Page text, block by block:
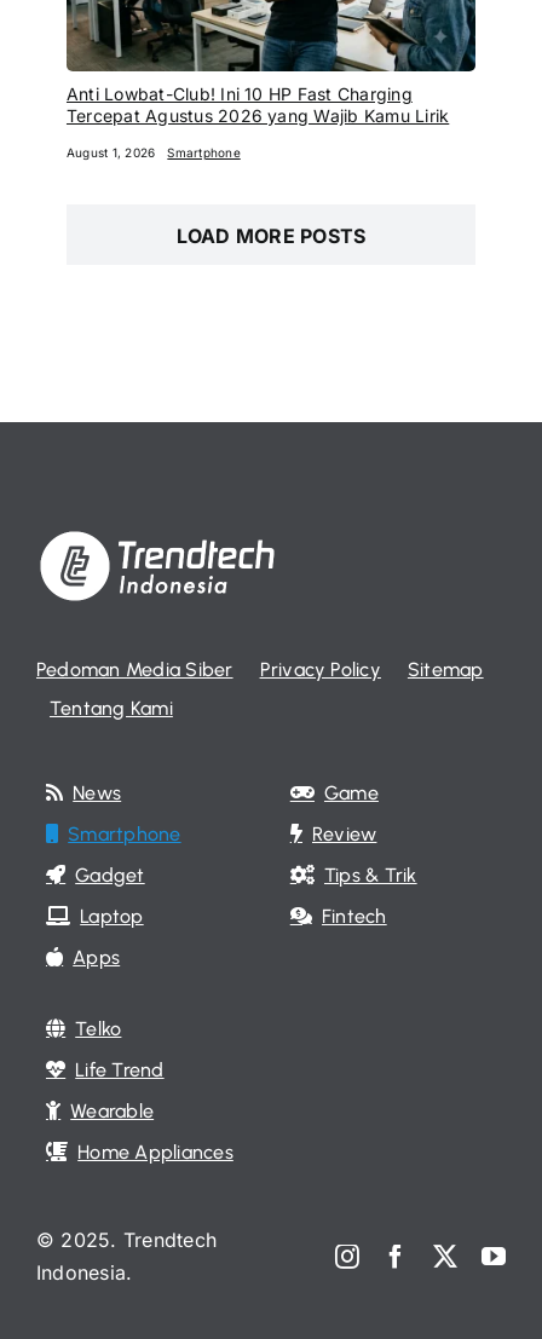
Anti Lowbat-Club! Ini 10 HP Fast Charging
Tercepat Agustus 2026 yang Wajib Kamu Lirik
August 1, 2026 Smartphone
LOAD MORE POSTS
Pedoman Media Siber Privacy Policy
Sitemap
Tentang Kami
News
Smartphone
Gadget
Laptop
Apps
Game
Review
Tips & Trik
Fintech
Telko
Life Trend
Wearable
Home Appliances
© 2025. Trendtech
Indonesia.